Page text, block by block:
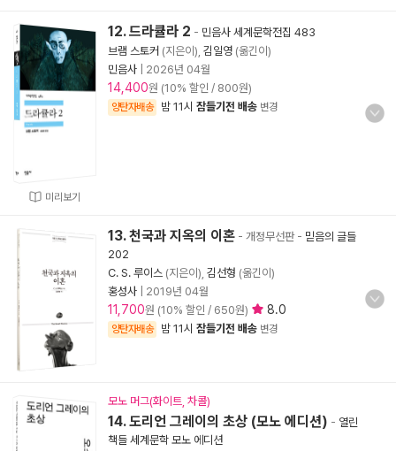
미리보기
12. 드라큘라 2 - 민음사 세계문학전집 483
브램 스토커 (지은이), 김일영 (옮긴이)
민음사
2026년 04월
14,400원 (10% 할인 / 800원)
양탄자배송 밤 11시 잠들기전 배송 변경
13. 천국과 지옥의 이혼 - 개정무선판- 믿음의 글들
202
C. S. 루이스 (지은이), 김선형 (옮긴이)
홍성사
2019년 04월
11,700원 (10% 할인 / 650원) 8.0
양탄자배송 밤 11시 잠들기전 배송 변경
모노 머그(화이트, 차콜)
14. 도리언 그레이의 초상 (모노 에디션) - 열린
책들 세계문학 모노 에디션